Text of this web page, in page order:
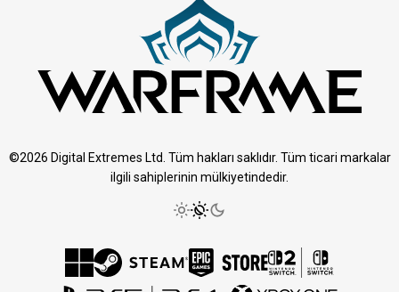
©2026 Digital Extremes Ltd. Tüm hakları saklıdır. Tüm ticari markalar
ilgili sahiplerinin mülkiyetindedir.